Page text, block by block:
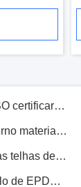
Uso reciclável de bloqueio exterior do campo de básquete das telhas de assoalho do polipropileno
Deslize não a cor sintética da pista de atletismo de borracha de EPDM customizável
Deslize não o revestimento dos esportes de EPDM, coloriu o assoalho de borracha feito sob encomenda de EPDM